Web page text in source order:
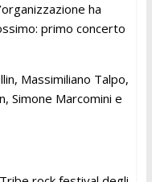
ha
primo concerto
Massimiliano Talpo,
Simone Marcomini e